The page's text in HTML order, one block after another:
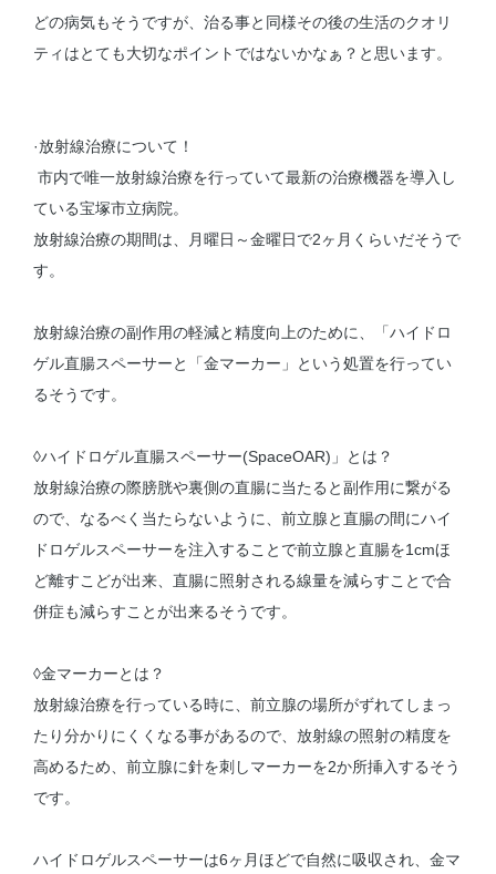
どの病気もそうですが、治る事と同様その後の生活のクオリ
ティはとても大切なポイントではないかなぁ？と思います。
·放射線治療について！
市内で唯一放射線治療を行っていて最新の治療機器を導入し
ている宝塚市立病院。
放射線治療の期間は、月曜日～金曜日で2ヶ月くらいだそうで
す。
放射線治療の副作用の軽減と精度向上のために、「ハイドロ
ゲル直腸スペーサーと「金マーカー」という処置を行ってい
るそうです。
◊ハイドロゲル直腸スペーサー(SpaceOAR)」とは？
放射線治療の際膀胱や裏側の直腸に当たると副作用に繋がる
ので、なるべく当たらないように、前立腺と直腸の間にハイ
ドロゲルスペーサーを注入することで前立腺と直腸を1cmほ
ど離すこどが出来、直腸に照射される線量を減らすことで合
併症も減らすことが出来るそうです。
◊金マーカーとは？
放射線治療を行っている時に、前立腺の場所がずれてしまっ
たり分かりにくくなる事があるので、放射線の照射の精度を
高めるため、前立腺に針を刺しマーカーを2か所挿入するそう
です。
ハイドロゲルスペーサーは6ヶ月ほどで自然に吸収され、金マ